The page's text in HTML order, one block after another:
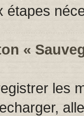
étapes
«
les